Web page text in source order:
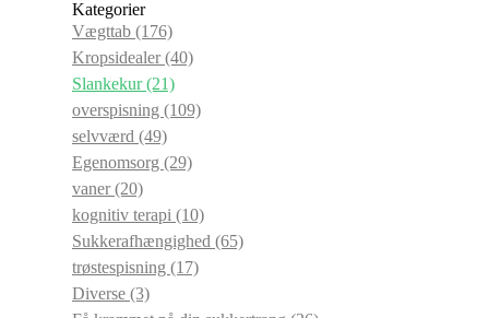
Kategorier
Vægttab (176)
Kropsidealer(40)
Slankekur(21)
overspisning (109)
selvværd (49)
Egenomsorg (29)
vaner(20)
kognitiv terapi (10)
Sukkerafhængighed (65)
trøstespisning (17)
Diverse (3)